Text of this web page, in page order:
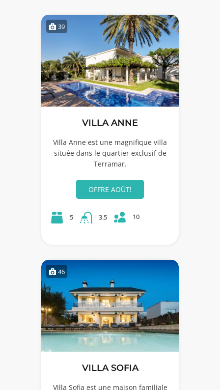
39
VILLA ANNE
Villa Anne est une magnifique villa
située dans le quartier exclusif de
Terramar.
OFFRE AOÛT!
5 3.5 10
46
VILLA SOFIA
Villa Sofia est une maison familiale